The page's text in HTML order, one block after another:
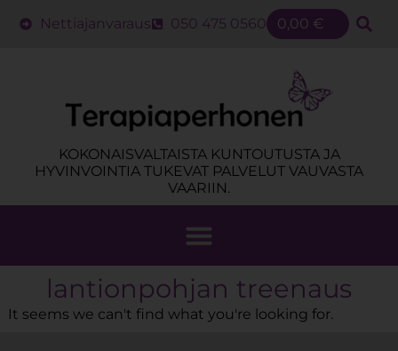
Nettiajanvaraus 050 475 0560 0,00 €
KOKONAISVALTAISTA KUNTOUTUSTA JA
HYVINVOINTIA TUKEVAT PALVELUT VAUVASTA
VAARIIN.
lantionpohjan treenaus
It seems we can't find what you're looking for.